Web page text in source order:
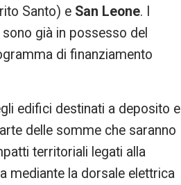
Santo) e San Leone. I
già in possesso del
di finanziamento
edifici destinati a deposito e
delle somme che saranno
territoriali legati alla
mediante la dorsale elettrica